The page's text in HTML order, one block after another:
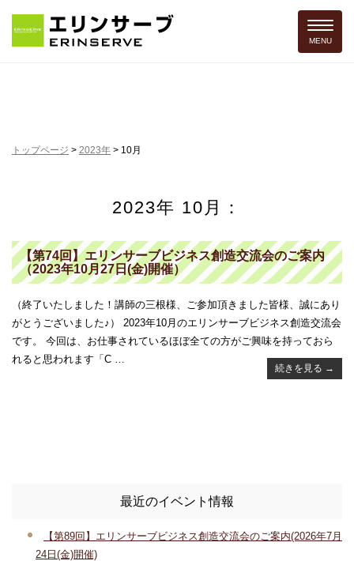
Toggle
MENU
トップページ > 2023年 > 10月
2023年 10月：
【第74回】エリンサーブビジネス創造交流会のご案内
（2023年10月27日(金)開催）
（終了いたしました！講師の三根様、ご参加頂きました皆様、誠にあり
がとうございました♪） 2023年10月のエリンサーブビジネス創造交流会
です。 今回は、お仕事されているほぼ全ての方がご興味を持っておら
れると思われます「C …
続きを見る →
最近のイベント情報
【第89回】エリンサーブビジネス創造交流会のご案内(2026年7月
24日(金)開催)